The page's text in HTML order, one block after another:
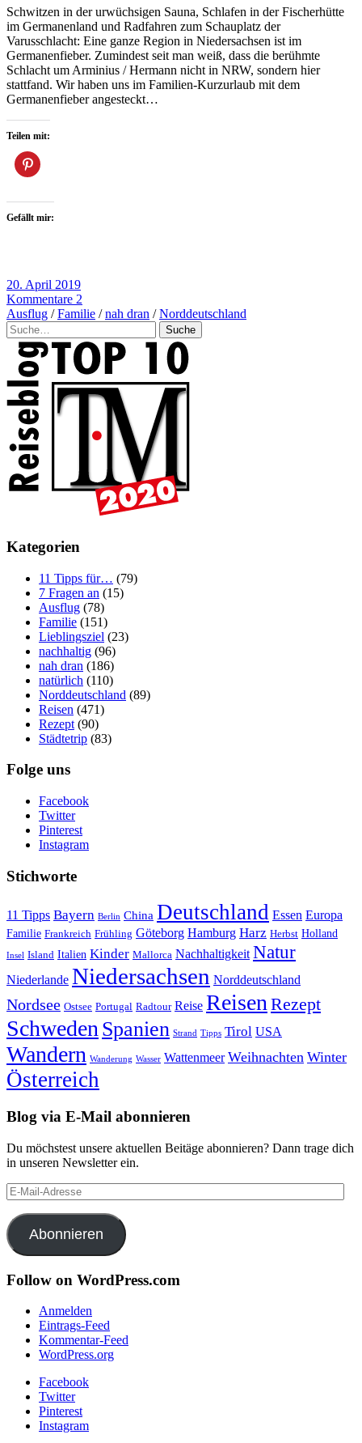
Schwitzen in der urwüchsigen Sauna, Schlafen in der Fischerhütte
im Germanenland und Radfahren zum Schauplatz der
Varusschlacht: Eine ganze Region in Niedersachsen ist im
Germanenfieber. Zumindest seit man weiß, dass die berühmte
Schlacht um Arminius / Hermann nicht in NRW, sondern hier
stattfand. Wir haben uns im Familien-Kurzurlaub mit dem
Germanenfieber angesteckt…
Teilen mit:
Gefällt mir:
20. April 2019
Kommentare 2
Ausflug /Familie /nah dran /Norddeutschland
Suche
Kategorien
11 Tipps für… (79)
7 Fragen an (15)
Ausflug (78)
Familie (151)
Lieblingsziel (23)
nachhaltig (96)
nah dran (186)
natürlich (110)
Norddeutschland (89)
Reisen (471)
Rezept (90)
Städtetrip (83)
Folge uns
Facebook
Twitter
Pinterest
Instagram
Stichworte
11 Tipps Bayern Berlin China Deutschland Essen Europa
Familie Frankreich Frühling Göteborg Hamburg Harz Herbst Holland
Insel Island Italien Kinder Mallorca Nachhaltigkeit Natur
Niederlande Niedersachsen Norddeutschland
Nordsee Ostsee Portugal Radtour Reise ReisenRezept
SchwedenSpanien Strand Tipps Tirol USA
Wandern Wanderung Wasser Wattenmeer Weihnachten Winter
Österreich
Blog via E-Mail abonnieren
Du möchstest unsere aktuellen Beitäge abonnieren? Dann trage dich
in unseren Newsletter ein.
E-
Mail-
Adresse
Abonnieren
Follow on WordPress.com
Anmelden
Eintrags-Feed
Kommentar-Feed
WordPress.org
Facebook
Twitter
Pinterest
Instagram